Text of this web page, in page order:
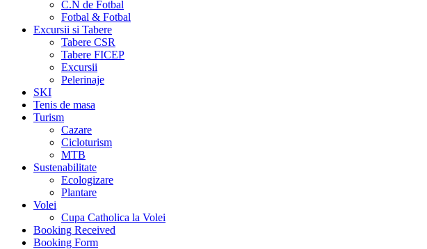
C.N de Fotbal
Fotbal & Fotbal
Excursii si Tabere
Tabere CSR
Tabere FICEP
Excursii
Pelerinaje
SKI
Tenis de masa
Turism
Cazare
Cicloturism
MTB
Sustenabilitate
Ecologizare
Plantare
Volei
Cupa Catholica la Volei
Booking Received
Booking Form